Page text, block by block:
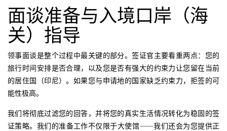
面谈准备与入境口岸（海
关）指导
领事面谈是整个过程中最关键的部分。签证官主要看重两点：您的
旅行时间安排是否合理，以及您是否有强大的约束力让您留在当前
的居住国（印尼）。如果您与申请地的国家缺乏约束力，拒签的可
能性极高。
我们将彻底过滤您的回答，并将您的真实生活情况转化为稳固的签
证策略。我们的准备工作不仅限于大使馆——我们还会为您提供正